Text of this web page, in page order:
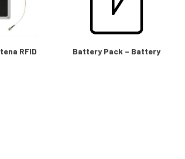
RFID Battery Pack – Battery